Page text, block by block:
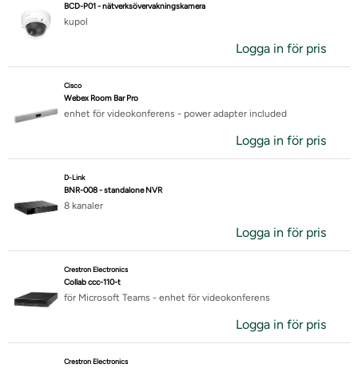
BCD-P01 - nätverksövervakningskamera
kupol
Logga in för pris
Cisco
Webex Room Bar Pro
enhet för videokonferens - power adapter included
Logga in för pris
D-Link
BNR-008 - standalone NVR
8 kanaler
Logga in för pris
Crestron Electronics
Collab ccc-110-t
för Microsoft Teams - enhet för videokonferens
Logga in för pris
Crestron Electronics